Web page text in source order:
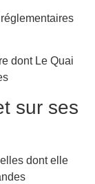
dont Le Quai
sur ses
dont elle